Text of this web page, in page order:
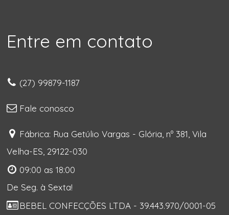
Entre em contato
(27) 99879-1187
Fale conosco
Fábrica: Rua Getúlio Vargas - Glória, nº 381, Vila
Velha-ES, 29122-030
09:00 as 18:00
De Seg. à Sexta!
BEBEL CONFECÇÕES LTDA - 39.443.970/0001-05